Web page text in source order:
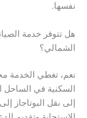
نفسها.
هل تتوفر خدمة
الشمالي؟
نعم، تغطي الخدمة
السكنية في الساحل
إلى نقل البوتاجاز